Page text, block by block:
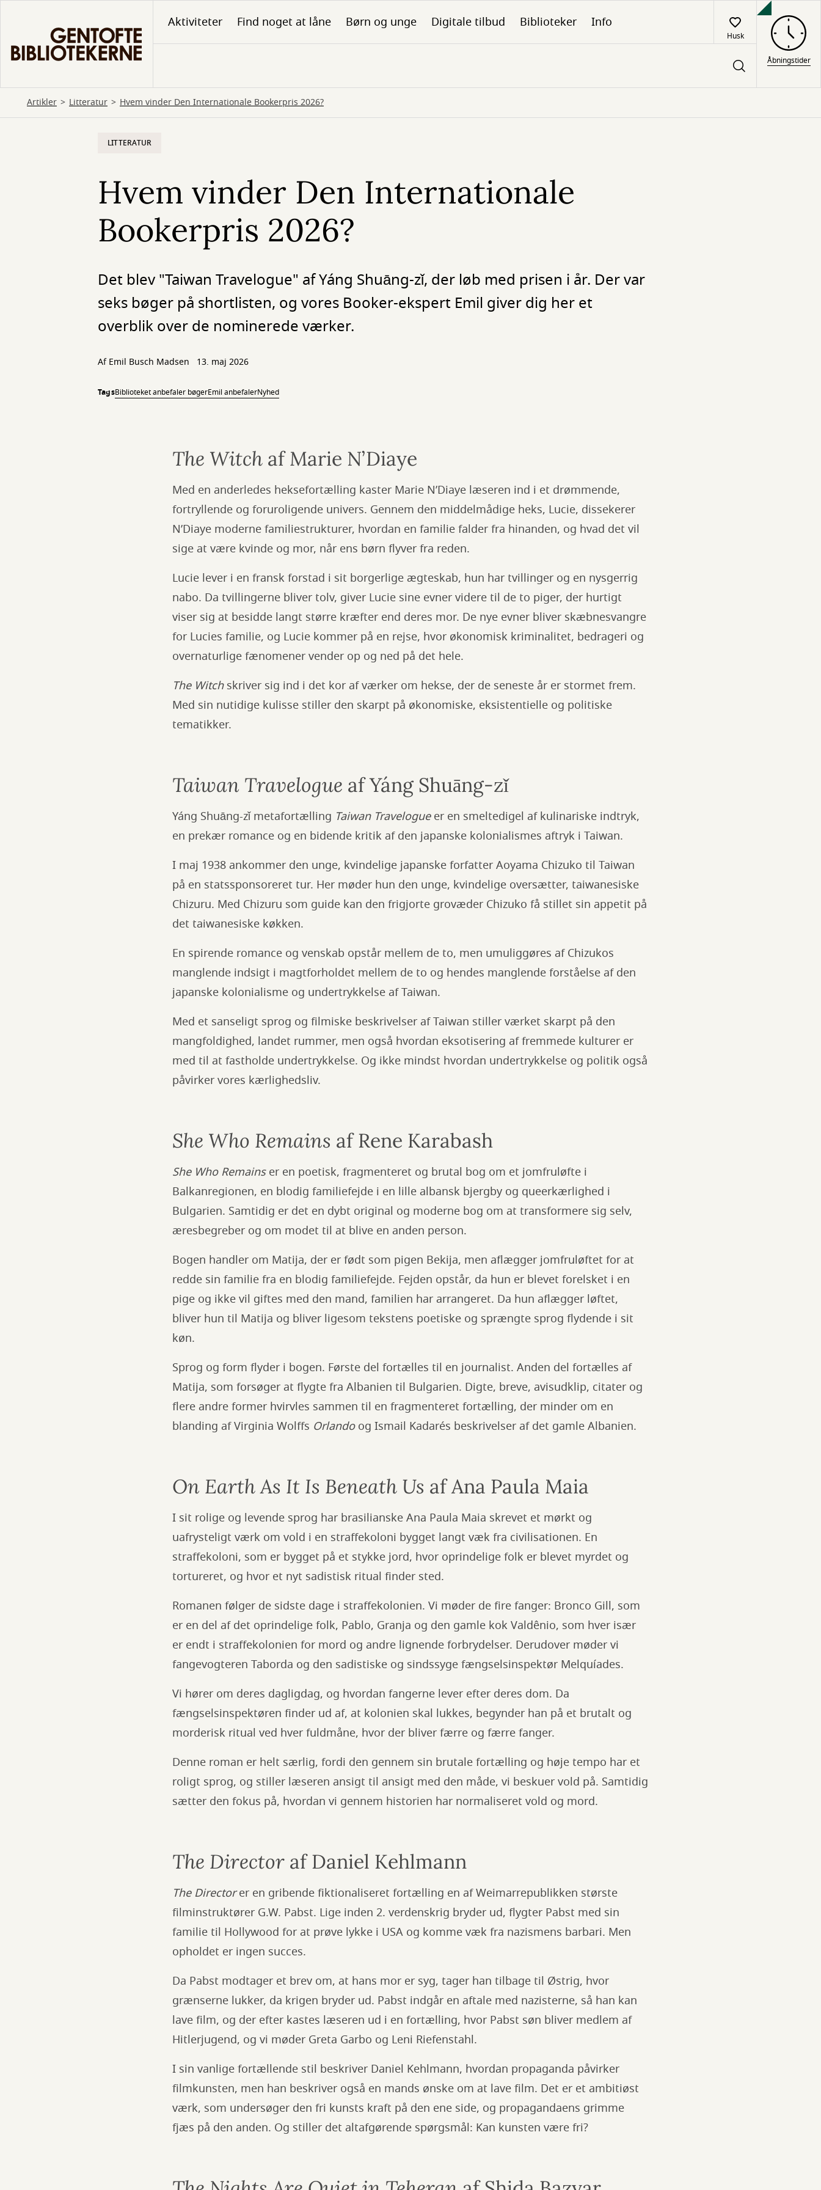
hovedindhold
Aktiviteter Find noget at låne Børn og unge Digitale tilbud Biblioteker Info
Husk
Åbningstider
Artikler Litteratur Hvem vinder Den Internationale Bookerpris 2026?
LITTERATUR
Hvem vinder Den Internationale
Bookerpris 2026?
Det blev "Taiwan Travelogue" af Yáng Shuāng-zǐ, der løb med prisen i år. Der var
seks bøger på shortlisten, og vores Booker-ekspert Emil giver dig her et
overblik over de nominerede værker.
Af Emil Busch Madsen 13. maj 2026
TagsBiblioteket anbefaler bøgerEmil anbefalerNyhed
The Witch af Marie N’Diaye
Med en anderledes heksefortælling kaster Marie N’Diaye læseren ind i et drømmende,
fortryllende og foruroligende univers. Gennem den middelmådige heks, Lucie, dissekerer
N’Diaye moderne familiestrukturer, hvordan en familie falder fra hinanden, og hvad det vil
sige at være kvinde og mor, når ens børn flyver fra reden.
Lucie lever i en fransk forstad i sit borgerlige ægteskab, hun har tvillinger og en nysgerrig
nabo. Da tvillingerne bliver tolv, giver Lucie sine evner videre til de to piger, der hurtigt
viser sig at besidde langt større kræfter end deres mor. De nye evner bliver skæbnesvangre
for Lucies familie, og Lucie kommer på en rejse, hvor økonomisk kriminalitet, bedrageri og
overnaturlige fænomener vender op og ned på det hele.
The Witchskriver sig ind i det kor af værker om hekse, der de seneste år er stormet frem.
Med sin nutidige kulisse stiller den skarpt på økonomiske, eksistentielle og politiske
tematikker.
Taiwan Travelogue af Yáng Shuāng-zǐ
Yáng Shuāng-zǐ metafortælling Taiwan Travelogueer en smeltedigel af kulinariske indtryk,
en prekær romance og en bidende kritik af den japanske kolonialismes aftryk i Taiwan.
I maj 1938 ankommer den unge, kvindelige japanske forfatter Aoyama Chizuko til Taiwan
på en statssponsoreret tur. Her møder hun den unge, kvindelige oversætter, taiwanesiske
Chizuru. Med Chizuru som guide kan den frigjorte grovæder Chizuko få stillet sin appetit på
det taiwanesiske køkken.
En spirende romance og venskab opstår mellem de to, men umuliggøres af Chizukos
manglende indsigt i magtforholdet mellem de to og hendes manglende forståelse af den
japanske kolonialisme og undertrykkelse af Taiwan.
Med et sanseligt sprog og filmiske beskrivelser af Taiwan stiller værket skarpt på den
mangfoldighed, landet rummer, men også hvordan eksotisering af fremmede kulturer er
med til at fastholde undertrykkelse. Og ikke mindst hvordan undertrykkelse og politik også
påvirker vores kærlighedsliv.
She Who Remains af Rene Karabash
She Who Remainser en poetisk, fragmenteret og brutal bog om et jomfruløfte i
Balkanregionen, en blodig familiefejde i en lille albansk bjergby og queerkærlighed i
Bulgarien. Samtidig er det en dybt original og moderne bog om at transformere sig selv,
æresbegreber og om modet til at blive en anden person.
Bogen handler om Matija, der er født som pigen Bekija, men aflægger jomfruløftet for at
redde sin familie fra en blodig familiefejde. Fejden opstår, da hun er blevet forelsket i en
pige og ikke vil giftes med den mand, familien har arrangeret. Da hun aflægger løftet,
bliver hun til Matija og bliver ligesom tekstens poetiske og sprængte sprog flydende i sit
køn.
Sprog og form flyder i bogen. Første del fortælles til en journalist. Anden del fortælles af
Matija, som forsøger at flygte fra Albanien til Bulgarien. Digte, breve, avisudklip, citater og
flere andre former hvirvles sammen til en fragmenteret fortælling, der minder om en
blanding af Virginia Wolffs Orlandoog Ismail Kadarés beskrivelser af det gamle Albanien.
On Earth As It Is Beneath Us af Ana Paula Maia
I sit rolige og levende sprog har brasilianske Ana Paula Maia skrevet et mørkt og
uafrysteligt værk om vold i en straffekoloni bygget langt væk fra civilisationen. En
straffekoloni, som er bygget på et stykke jord, hvor oprindelige folk er blevet myrdet og
tortureret, og hvor et nyt sadistisk ritual finder sted.
Romanen følger de sidste dage i straffekolonien. Vi møder de fire fanger: Bronco Gill, som
er en del af det oprindelige folk, Pablo, Granja og den gamle kok Valdênio, som hver især
er endt i straffekolonien for mord og andre lignende forbrydelser. Derudover møder vi
fangevogteren Taborda og den sadistiske og sindssyge fængselsinspektør Melquíades.
Vi hører om deres dagligdag, og hvordan fangerne lever efter deres dom. Da
fængselsinspektøren finder ud af, at kolonien skal lukkes, begynder han på et brutalt og
morderisk ritual ved hver fuldmåne, hvor der bliver færre og færre fanger.
Denne roman er helt særlig, fordi den gennem sin brutale fortælling og høje tempo har et
roligt sprog, og stiller læseren ansigt til ansigt med den måde, vi beskuer vold på. Samtidig
sætter den fokus på, hvordan vi gennem historien har normaliseret vold og mord.
The Director af Daniel Kehlmann
The Directorer en gribende fiktionaliseret fortælling en af Weimarrepublikken største
filminstruktører G.W. Pabst. Lige inden 2. verdenskrig bryder ud, flygter Pabst med sin
familie til Hollywood for at prøve lykke i USA og komme væk fra nazismens barbari. Men
opholdet er ingen succes.
Da Pabst modtager et brev om, at hans mor er syg, tager han tilbage til Østrig, hvor
grænserne lukker, da krigen bryder ud. Pabst indgår en aftale med nazisterne, så han kan
lave film, og der efter kastes læseren ud i en fortælling, hvor Pabst søn bliver medlem af
Hitlerjugend, og vi møder Greta Garbo og Leni Riefenstahl.
I sin vanlige fortællende stil beskriver Daniel Kehlmann, hvordan propaganda påvirker
filmkunsten, men han beskriver også en mands ønske om at lave film. Det er et ambitiøst
værk, som undersøger den fri kunsts kraft på den ene side, og propagandaens grimme
fjæs på den anden. Og stiller det altafgørende spørgsmål: Kan kunsten være fri?